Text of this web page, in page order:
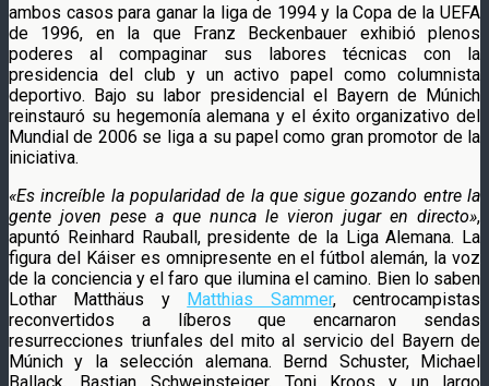
ambos casos para ganar la liga de 1994 y la Copa de la UEFA
de 1996, en la que Franz Beckenbauer exhibió plenos
poderes al compaginar sus labores técnicas con la
presidencia del club y un activo papel como columnista
deportivo. Bajo su labor presidencial el Bayern de Múnich
reinstauró su hegemonía alemana y el éxito organizativo del
Mundial de 2006 se liga a su papel como gran promotor de la
iniciativa.
«Es increíble la popularidad de la que sigue gozando entre la
gente joven pese a que nunca le vieron jugar en directo»,
apuntó Reinhard Rauball, presidente de la Liga Alemana. La
figura del Káiser es omnipresente en el fútbol alemán, la voz
de la conciencia y el faro que ilumina el camino. Bien lo saben
Lothar Matthäus y Matthias Sammer, centrocampistas
reconvertidos a líberos que encarnaron sendas
resurrecciones triunfales del mito al servicio del Bayern de
Múnich y la selección alemana. Bernd Schuster, Michael
Ballack, Bastian Schweinsteiger, Toni Kroos y un largo